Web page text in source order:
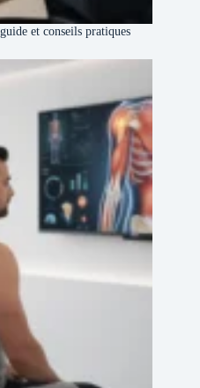
et conseils pratiques